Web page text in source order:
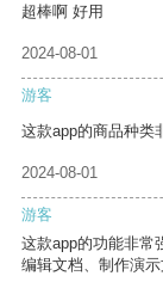
超棒啊 好用
2024-08-01
游客
这款app的商品种类
2024-08-01
游客
这款app的功能非常
编辑文档、制作演示